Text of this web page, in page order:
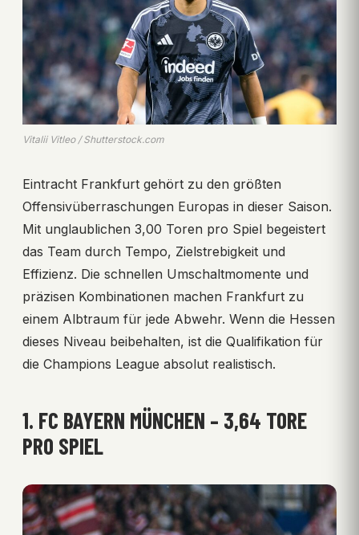
Vitalii Vitleo / Shutterstock.com
Eintracht Frankfurt gehört zu den größten
Offensivüberraschungen Europas in dieser Saison.
Mit unglaublichen 3,00 Toren pro Spiel begeistert
das Team durch Tempo, Zielstrebigkeit und
Effizienz. Die schnellen Umschaltmomente und
präzisen Kombinationen machen Frankfurt zu
einem Albtraum für jede Abwehr. Wenn die Hessen
dieses Niveau beibehalten, ist die Qualifikation für
die Champions League absolut realistisch.
1. FC BAYERN MÜNCHEN – 3,64 TORE
PRO SPIEL